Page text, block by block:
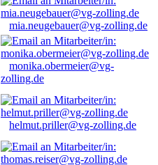
mia.neugebauer@vg-zolling.de
monika.obermeier@vg-
zolling.de
helmut.priller@vg-zolling.de